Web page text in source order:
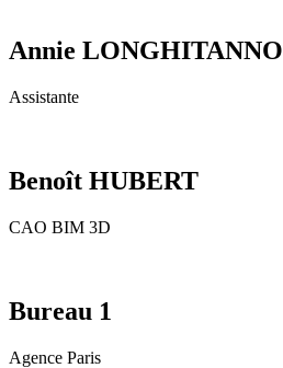
Annie LONGHITANNO
Assistante
Benoît HUBERT
CAO BIM 3D
Bureau 1
Agence Paris